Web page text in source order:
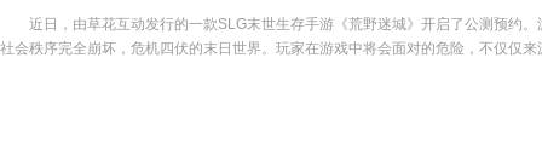
近日，由草花互动发行的一款SLG末世生存手游《荒野迷城》开启了公测预约。
社会秩序完全崩坏，危机四伏的末日世界。玩家在游戏中将会面对的危险，不仅仅